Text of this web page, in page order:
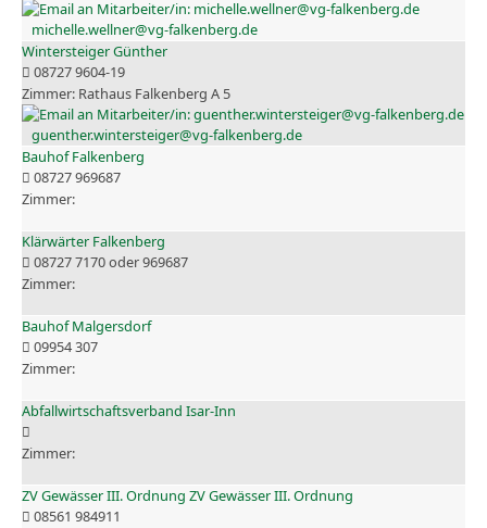
michelle.wellner@vg-falkenberg.de
Wintersteiger Günther
08727 9604-19
Rathaus Falkenberg A 5
guenther.wintersteiger@vg-falkenberg.de
Bauhof Falkenberg
08727 969687
Klärwärter Falkenberg
08727 7170 oder 969687
Bauhof Malgersdorf
09954 307
Abfallwirtschaftsverband Isar-Inn
ZV Gewässer III. Ordnung ZV Gewässer III. Ordnung
08561 984911